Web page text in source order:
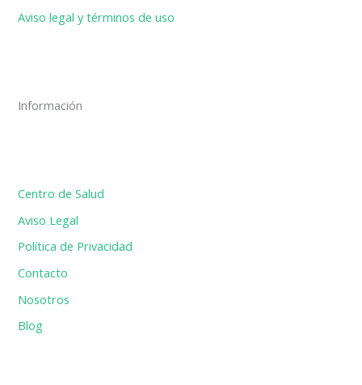
Aviso legal y términos de uso
Información
Centro de Salud
Aviso Legal
Política de Privacidad
Contacto
Nosotros
Blog